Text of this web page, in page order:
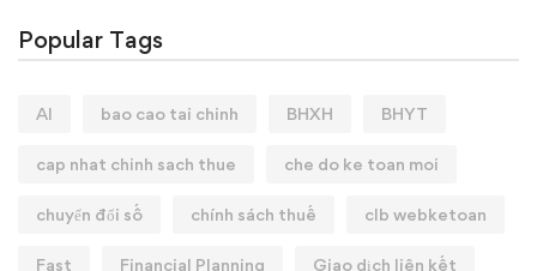
Popular Tags
AI bao cao tai chinh BHXH BHYT
cap nhat chinh sach thue che do ke toan moi
chuyển đổi số chính sách thuế clb webketoan
Fast Financial Planning Giao dịch liên kết